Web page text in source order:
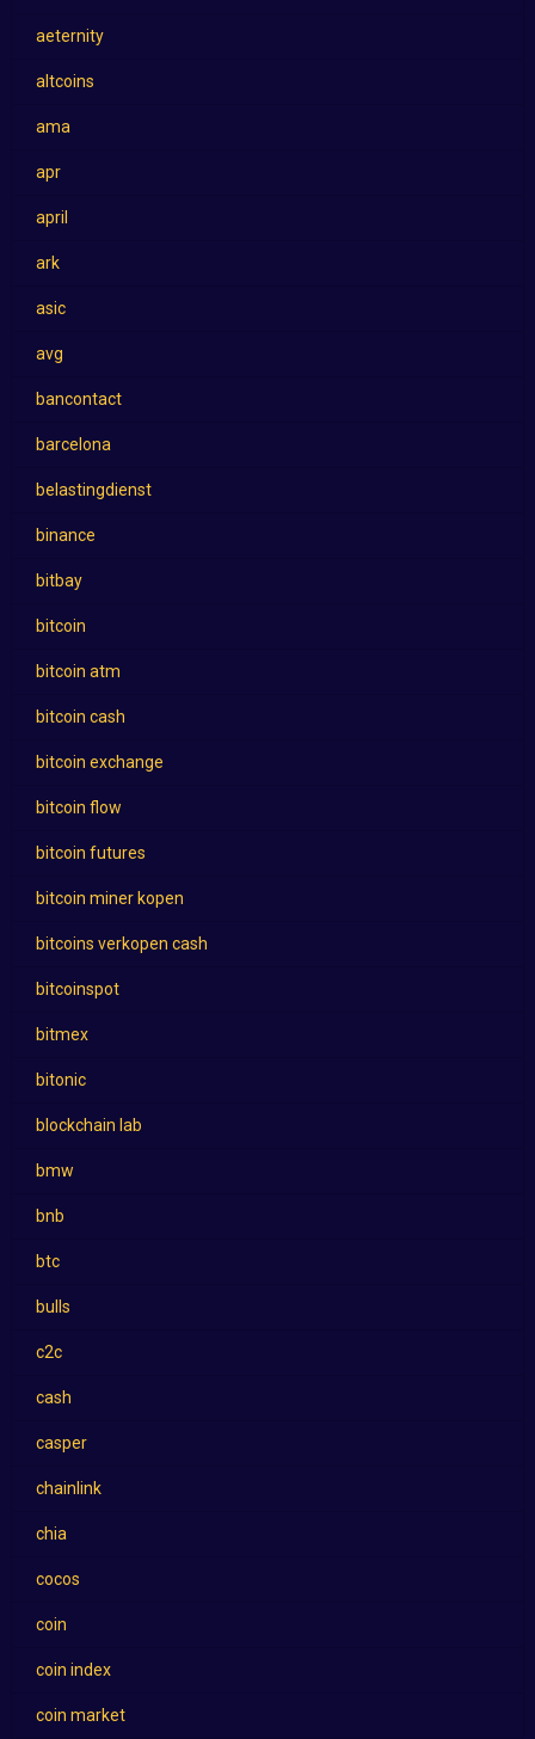
aeternity
altcoins
ama
apr
april
ark
asic
avg
bancontact
barcelona
belastingdienst
binance
bitbay
bitcoin
bitcoin atm
bitcoin cash
bitcoin exchange
bitcoin flow
bitcoin futures
bitcoin miner kopen
bitcoins verkopen cash
bitcoinspot
bitmex
bitonic
blockchain lab
bmw
bnb
btc
bulls
c2c
cash
casper
chainlink
chia
cocos
coin
coin index
coin market